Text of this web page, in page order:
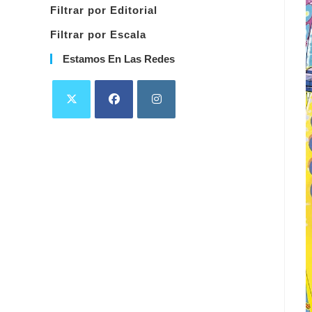
Filtrar por Editorial
Filtrar por Escala
Estamos En Las Redes